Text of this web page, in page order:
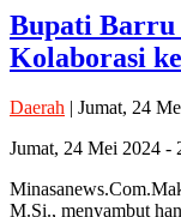
Bupati Barru
Kolaborasi
Daerah | Jumat, 24
Jumat, 24 Mei 2024 -
M.Si., menyambut